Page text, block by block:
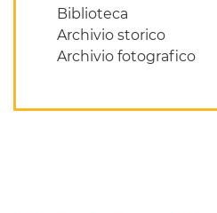
Biblioteca
Archivio storico
Archivio fotografico